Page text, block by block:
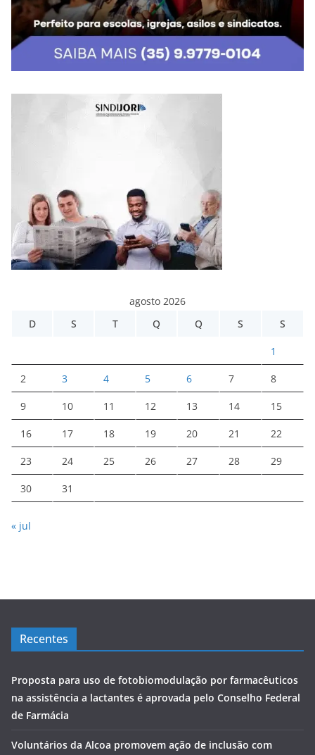
agosto 2026
D
S T Q Q S S
1
2 3 4 5 6 7 8
9 10 11 12 13 14 15
16 17 18 19 20 21 22
23 24 25 26 27 28 29
30 31
« jul
Recentes
Proposta para uso de fotobiomodulação por farmacêuticos
na assistência a lactantes é aprovada pelo Conselho Federal
de Farmácia
Voluntários da Alcoa promovem ação de inclusão com